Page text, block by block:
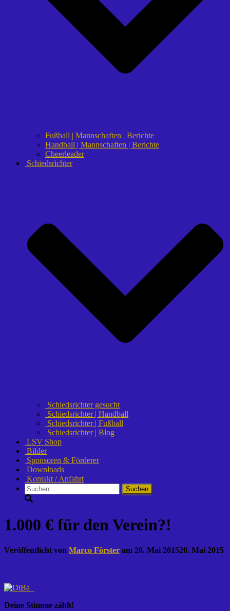
Fußball | Mannschaften | Berichte
Handball | Mannschaften | Berichte
Cheerleader
Schiedsrichter
Schiedsrichter gesucht
Schiedsrichter | Handball
Schiedsrichter | Fußball
Schiedsrichter | Blog
LSV Shop
Bilder
Sponsoren & Förderer
Downloads
Kontakt / Anfahrt
Suchen
nach:
1.000 € für den Verein?!
Veröffentlicht von Marco Förster am 20. Mai 201520. Mai 2015
Deine Stimme zählt!